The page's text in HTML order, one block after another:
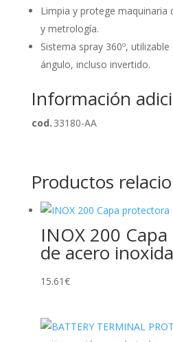
Limpia y protege maquinaria
y metrología.
Sistema spray 360º,
ángulo, incluso invertido.
Información
cod. 33180-AA
Productos
INOX 200
de acero
15.61€